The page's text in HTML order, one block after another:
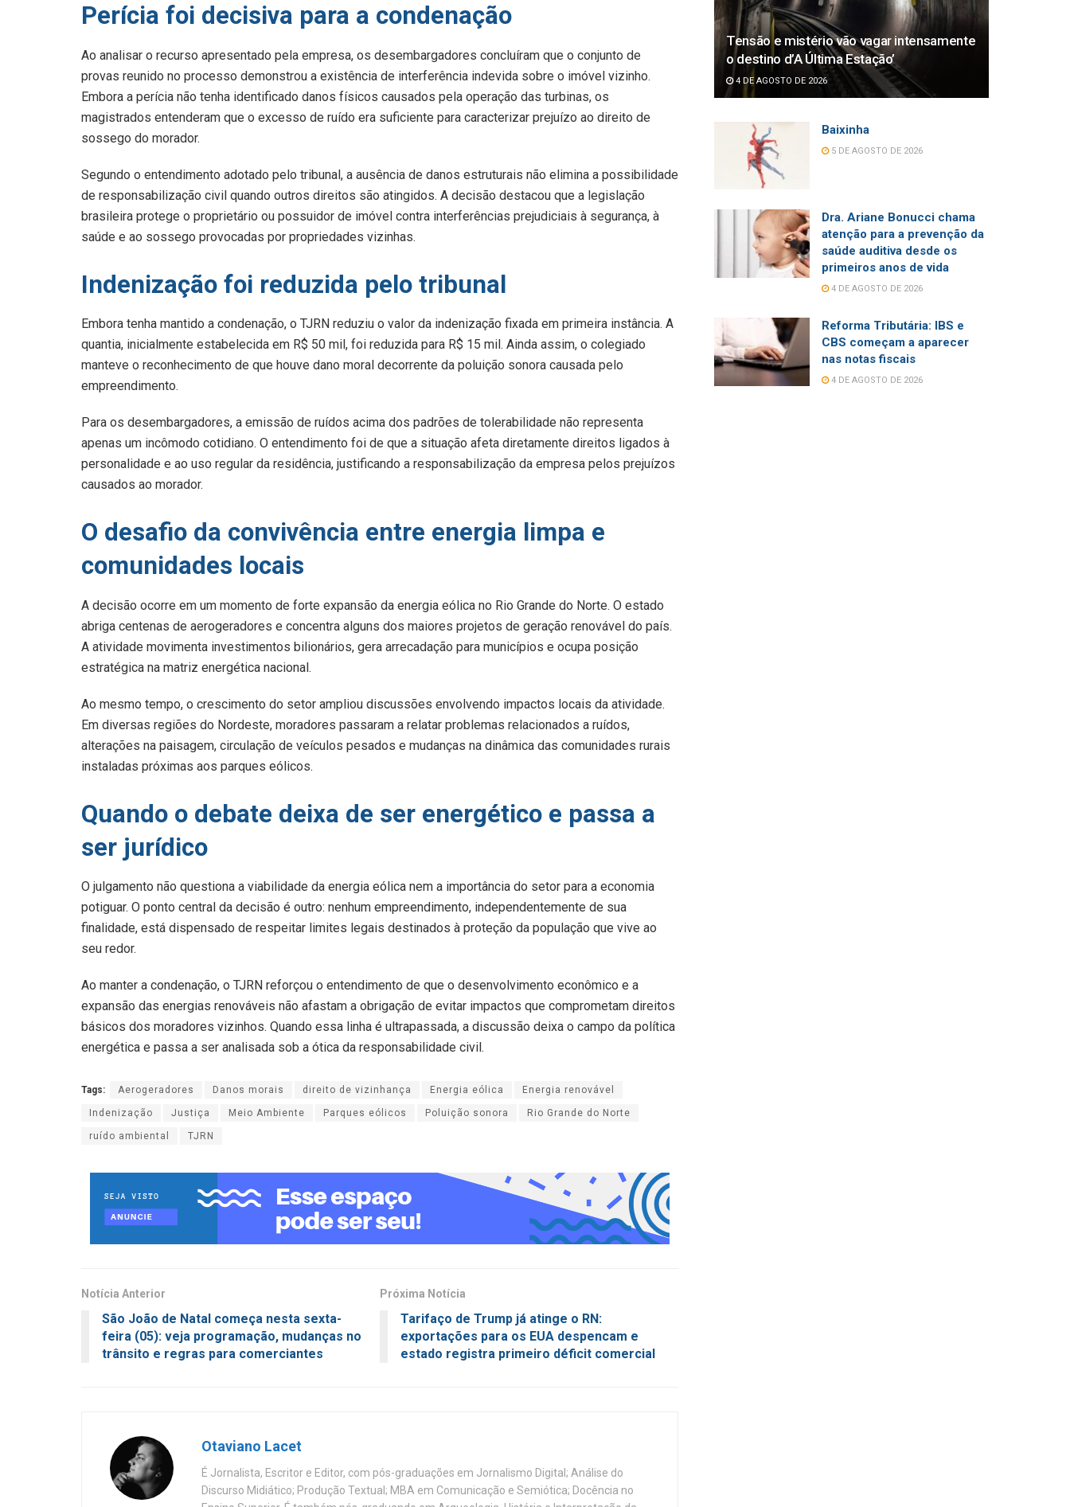
Perícia foi decisiva para a condenação
Ao analisar o recurso apresentado pela empresa, os desembargadores concluíram que o conjunto de
provas reunido no processo demonstrou a existência de interferência indevida sobre o imóvel vizinho.
Embora a perícia não tenha identificado danos físicos causados pela operação das turbinas, os
magistrados entenderam que o excesso de ruído era suficiente para caracterizar prejuízo ao direito de
sossego do morador.
Segundo o entendimento adotado pelo tribunal, a ausência de danos estruturais não elimina a possibilidade
de responsabilização civil quando outros direitos são atingidos. A decisão destacou que a legislação
brasileira protege o proprietário ou possuidor de imóvel contra interferências prejudiciais à segurança, à
saúde e ao sossego provocadas por propriedades vizinhas.
Indenização foi reduzida pelo tribunal
Embora tenha mantido a condenação, o TJRN reduziu o valor da indenização fixada em primeira instância. A
quantia, inicialmente estabelecida em R$ 50 mil, foi reduzida para R$ 15 mil. Ainda assim, o colegiado
manteve o reconhecimento de que houve dano moral decorrente da poluição sonora causada pelo
empreendimento.
Para os desembargadores, a emissão de ruídos acima dos padrões de tolerabilidade não representa
apenas um incômodo cotidiano. O entendimento foi de que a situação afeta diretamente direitos ligados à
personalidade e ao uso regular da residência, justificando a responsabilização da empresa pelos prejuízos
causados ao morador.
O desafio da convivência entre energia limpa e
comunidades locais
A decisão ocorre em um momento de forte expansão da energia eólica no Rio Grande do Norte. O estado
abriga centenas de aerogeradores e concentra alguns dos maiores projetos de geração renovável do país.
A atividade movimenta investimentos bilionários, gera arrecadação para municípios e ocupa posição
estratégica na matriz energética nacional.
Ao mesmo tempo, o crescimento do setor ampliou discussões envolvendo impactos locais da atividade.
Em diversas regiões do Nordeste, moradores passaram a relatar problemas relacionados a ruídos,
alterações na paisagem, circulação de veículos pesados e mudanças na dinâmica das comunidades rurais
instaladas próximas aos parques eólicos.
Quando o debate deixa de ser energético e passa a
ser jurídico
O julgamento não questiona a viabilidade da energia eólica nem a importância do setor para a economia
potiguar. O ponto central da decisão é outro: nenhum empreendimento, independentemente de sua
finalidade, está dispensado de respeitar limites legais destinados à proteção da população que vive ao
seu redor.
Ao manter a condenação, o TJRN reforçou o entendimento de que o desenvolvimento econômico e a
expansão das energias renováveis não afastam a obrigação de evitar impactos que comprometam direitos
básicos dos moradores vizinhos. Quando essa linha é ultrapassada, a discussão deixa o campo da política
energética e passa a ser analisada sob a ótica da responsabilidade civil.
Tags: Aerogeradores Danos morais direito de vizinhança Energia eólica Energia renovável
Indenização Justiça Meio Ambiente Parques eólicos Poluição sonora Rio Grande do Norte
ruído ambiental TJRN
Notícia Anterior
São João de Natal começa nesta sexta-
feira (05): veja programação, mudanças no
trânsito e regras para comerciantes
Próxima Notícia
Tarifaço de Trump já atinge o RN:
exportações para os EUA despencam e
estado registra primeiro déficit comercial
Otaviano Lacet
É Jornalista, Escritor e Editor, com pós-graduações em Jornalismo Digital; Análise do
Discurso Midiático; Produção Textual; MBA em Comunicação e Semiótica; Docência no
Tensão e mistério vão vagar intensamente
o destino d’A Última Estação’
4 DE AGOSTO DE 2026
Baixinha
5 DE AGOSTO DE 2026
Dra. Ariane Bonucci chama
atenção para a prevenção da
saúde auditiva desde os
primeiros anos de vida
4 DE AGOSTO DE 2026
Reforma Tributária: IBS e
CBS começam a aparecer
nas notas fiscais
4 DE AGOSTO DE 2026